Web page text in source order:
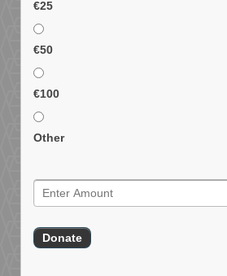
€25
€50
€100
Other